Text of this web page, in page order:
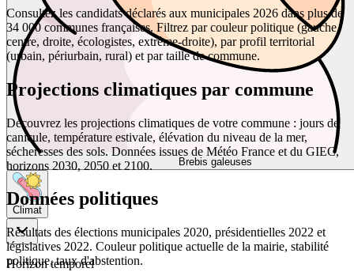
Brebis galeuses
Climat
Horizon temporel
Consultez les candidats déclarés aux municipales 2026 dans plus de
34 000 communes françaises. Filtrez par couleur politique (gauche,
centre, droite, écologistes, extrême-droite), par profil territorial
(urbain, périurbain, rural) et par taille de commune.
Projections climatiques par commune
Découvrez les projections climatiques de votre commune : jours de
canicule, température estivale, élévation du niveau de la mer,
sécheresses des sols. Données issues de Météo France et du GIEC,
horizons 2030, 2050 et 2100.
Données politiques
Résultats des élections municipales 2020, présidentielles 2022 et
législatives 2022. Couleur politique actuelle de la mairie, stabilité
politique, taux d'abstention.